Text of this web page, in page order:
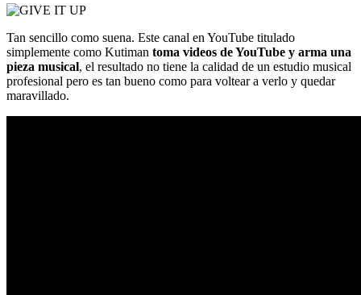
Tan sencillo como suena. Este canal en YouTube titulado
simplemente como Kutiman toma videos de YouTube y arma una
pieza musical, el resultado no tiene la calidad de un estudio musical
profesional pero es tan bueno como para voltear a verlo y quedar
maravillado.